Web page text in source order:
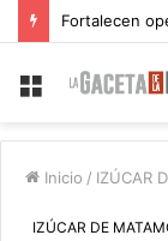
Menu
Inicio / IZÚCAR
IZÚCAR DE